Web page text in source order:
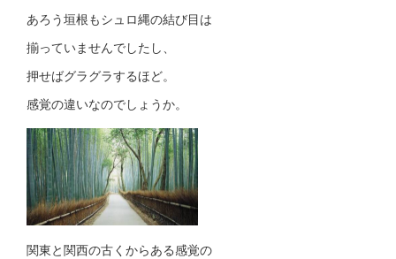
あろう垣根もシュロ縄の結び目は
揃っていませんでしたし、
押せばグラグラするほど。
感覚の違いなのでしょうか。
関東と関西の古くからある感覚の